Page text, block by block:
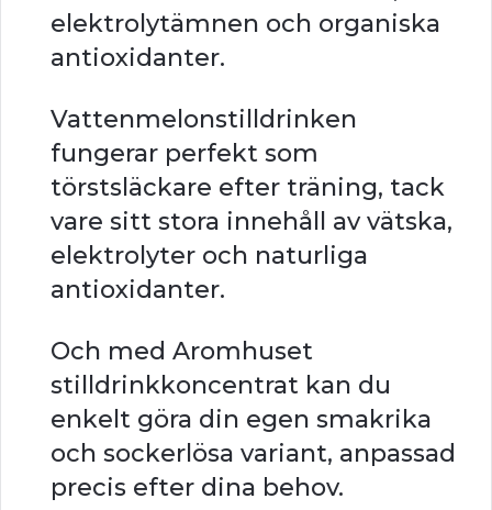
elektrolytämnen och organiska
antioxidanter.
Vattenmelonstilldrinken
fungerar perfekt som
törstsläckare efter träning, tack
vare sitt stora innehåll av vätska,
elektrolyter och naturliga
antioxidanter.
Och med Aromhuset
stilldrinkkoncentrat kan du
enkelt göra din egen smakrika
och sockerlösa variant, anpassad
precis efter dina behov.